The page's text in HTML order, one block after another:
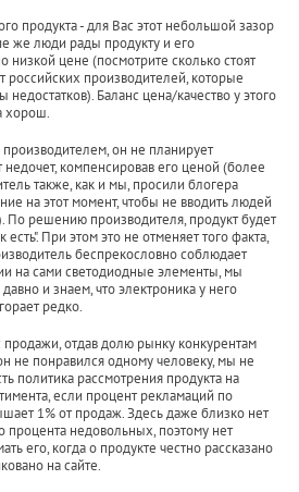
продукта - для Вас этот небольшой зазор
же люди рады продукту и его
низкой цене (посмотрите сколько стоят
российских производителей, которые
Баланс цена/качество у этого
хорош.
он не планирует
недочет, компенсировав его ценой (более
также, как и мы, просили блогера
на этот момент, чтобы не вводить людей
По решению производителя, продукт будет
есть". При этом это не отменяет того факта,
беспрекословно соблюдает
на сами светодиодные элементы, мы
и знаем, что электроника у него
редко.
продажи, отдав долю рынку конкурентам
не понравился одному человеку, мы не
политика рассмотрения продукта на
если процент рекламаций по
1% от продаж. Здесь даже близко нет
процента недовольных, поэтому нет
его, когда о продукте честно рассказано
на сайте.